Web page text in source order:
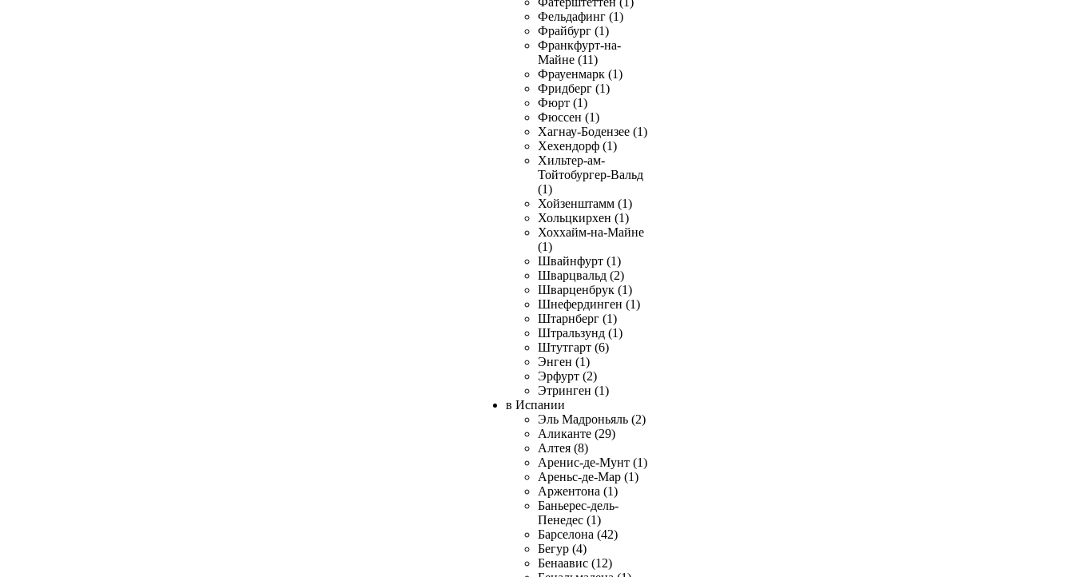
Фельдафинг (1)
Фрайбург (1)
Франкфурт-на-
Майне (11)
Фрауенмарк (1)
Фридберг (1)
Фюрт (1)
Фюссен (1)
Хагнау-Бодензее (1)
Хехендорф (1)
Хильтер-ам-
Тойтобургер-Вальд
(1)
Хойзенштамм (1)
Хольцкирхен (1)
Хоххайм-на-Майне
(1)
Швайнфурт (1)
Шварцвальд (2)
Шварценбрук (1)
Шнефердинген (1)
Штарнберг (1)
Штральзунд (1)
Штутгарт (6)
Энген (1)
Эрфурт (2)
Этринген (1)
в Испании
Эль Мадроньяль (2)
Аликанте (29)
Алтея (8)
Аренис-де-Мунт (1)
Ареньс-де-Мар (1)
Аржентона (1)
Баньерес-дель-
Пенедес (1)
Барселона (42)
Бегур (4)
Бенаавис (12)